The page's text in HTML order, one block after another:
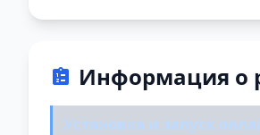
Информация о
Установка и запуск